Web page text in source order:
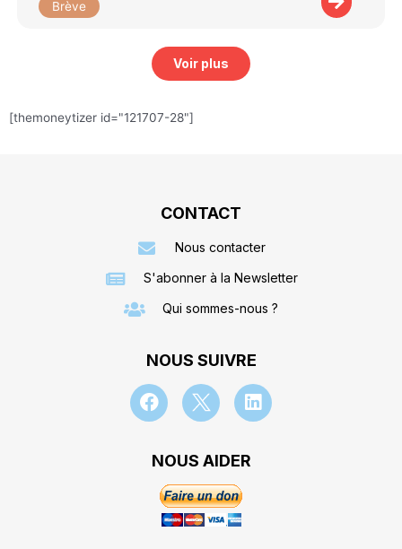
Brève
Voir plus
[themoneytizer id="121707-28"]
CONTACT
Nous contacter
S'abonner à la Newsletter
Qui sommes-nous ?
NOUS SUIVRE
NOUS AIDER